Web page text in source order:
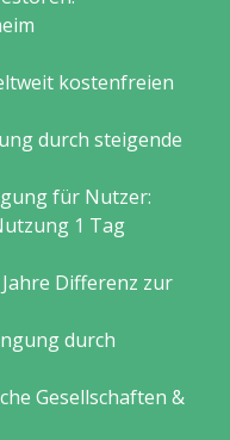
kostenfreien
durch steigende
für Nutzer:
1 Tag
Differenz zur
durch
Gesellschaften &